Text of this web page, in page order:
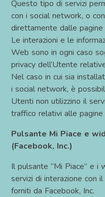
Questo tipo di servizi
con i social network, o
direttamente dalle
Le interazioni e le
Web sono in ogni caso
privacy dell’Utente
Nel caso in cui sia
i social network, è
Utenti non utilizzino il
traffico relativi alle
Pulsante Mi Piace e
(Facebook, Inc.)
Il pulsante “Mi Piace” e i
servizi di interazione con
forniti da Facebook, Inc.